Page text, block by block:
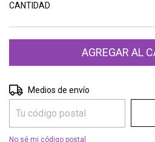
CANTIDAD
Entregas para el CP:
Medios de envío
No sé mi código postal